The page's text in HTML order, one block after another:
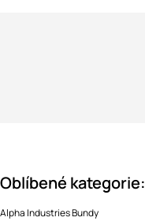
Oblíbené kategorie:
Alpha Industries Bundy